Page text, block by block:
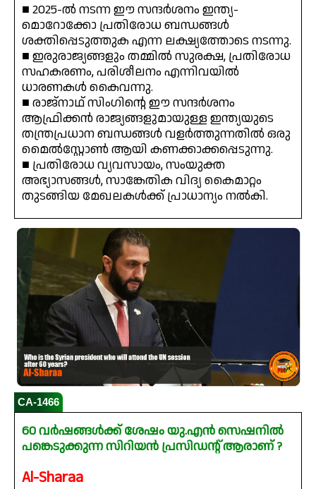
■ 2025-ൽ നടന്ന ഈ സന്ദർശനം ഇന്ത്യ-
മൊറോക്കോ പ്രതിരോധ ബന്ധങ്ങൾ
ശക്തിപ്പെടുത്തുക എന്ന ലക്ഷ്യത്തോടെ നടന്നു.
■ ഇരുരാജ്യങ്ങളും തമ്മിൽ സുരക്ഷ, പ്രതിരോധ
സഹകരണം, പരിശീലനം എന്നിവയിൽ
ധാരണകൾ കൈവന്നു.
■ രാജ്‌നാഥ് സിംഗിന്റെ ഈ സന്ദർശനം
ആഫ്രിക്കൻ രാജ്യങ്ങളുമായുള്ള ഇന്ത്യയുടെ
തന്ത്രപ്രധാന ബന്ധങ്ങൾ വളർത്തുന്നതിൽ ഒരു
മൈൽസ്റ്റോൺ ആയി കണക്കാക്കപ്പെടുന്നു.
■ പ്രതിരോധ വ്യവസായം, സംയുക്ത
അഭ്യാസങ്ങൾ, സാങ്കേതിക വിദ്യ കൈമാറ്റം
തുടങ്ങിയ മേഖലകൾക്ക് പ്രാധാന്യം നൽകി.
CA-1466
60 വർഷങ്ങൾക്ക് ശേഷം യു.എൻ സെഷനിൽ
പങ്കെടുക്കുന്ന സിറിയൻ പ്രസിഡന്റ് ആരാണ് ?
Al-Sharaa